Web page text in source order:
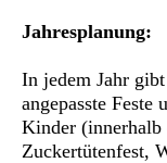
Jahresplanung:
In jedem Jahr gibt
angepasste Feste
Kinder (innerhalb
Zuckertütenfest,